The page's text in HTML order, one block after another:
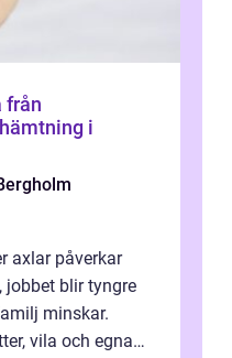
i
axlar påverkar
jobbet blir tyngre
minskar.
vila och egna